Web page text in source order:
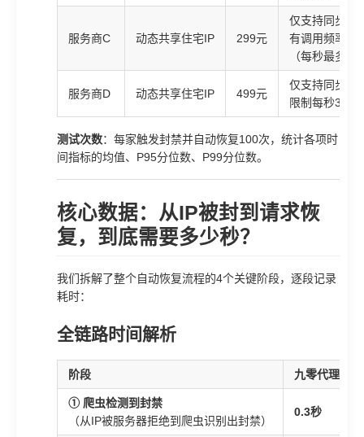
服务商C 动态共享住宅IP 299元
仅支持同步
有调用频率限
（每秒最多5
服务商D 动态共享住宅IP 499元
仅支持同步
限制每秒3次
测试次数：每家触发封禁并自动恢复100次，统计各项时
间指标的均值、P95分位数、P99分位数。
核心数据：从IP被封到请求恢
复，到底需要多少秒？
我们拆解了整个自动恢复流程的4个关键阶段，逐段记录
耗时：
全链路时间解析
阶段 九零代理
① 爬虫检测到封禁
（从IP被服务器拒绝到爬虫识别出封禁）
0.3秒